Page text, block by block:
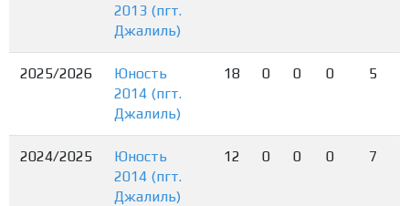
2013 (пгт.
Джалиль)
2025/2026
Юность
2014 (пгт.
Джалиль)
18 0 0 0 5
2024/2025
Юность
2014 (пгт.
Джалиль)
12 0 0 0 7